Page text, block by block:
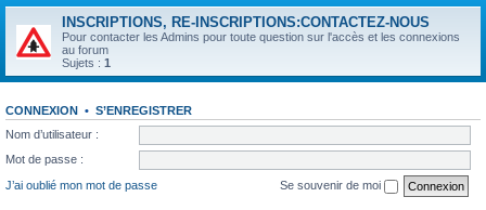
h
c
INSCRIPTIONS, RE-INSCRIPTIONS:CONTACTEZ-NOUS
Pour contacter les Admins pour toute question sur l'accès et les connexions
au forum
Sujets : 1
CONNEXION • S’ENREGISTRER
Nom d’utilisateur :
Mot de passe :
J’ai oublié mon mot de passe
Se souvenir de moi